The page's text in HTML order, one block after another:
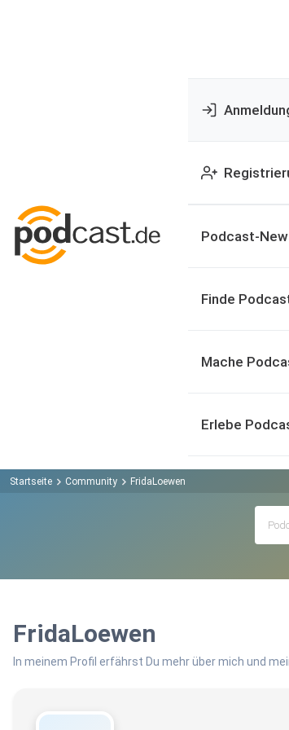
Podcast-
Finde
Mache
Erlebe
Startseite Community FridaLoewen
FridaLoewen
In meinem Profil erfährst Du mehr über mich und